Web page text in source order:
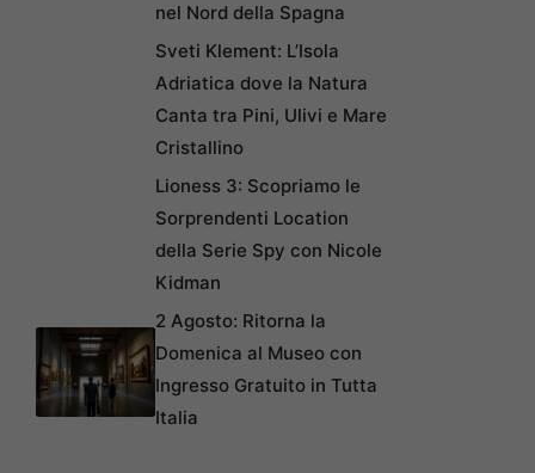
nel Nord della Spagna
Sveti Klement: L’Isola
Adriatica dove la Natura
Canta tra Pini, Ulivi e Mare
Cristallino
Lioness 3: Scopriamo le
Sorprendenti Location
della Serie Spy con Nicole
Kidman
2 Agosto: Ritorna la
Domenica al Museo con
Ingresso Gratuito in Tutta
Italia